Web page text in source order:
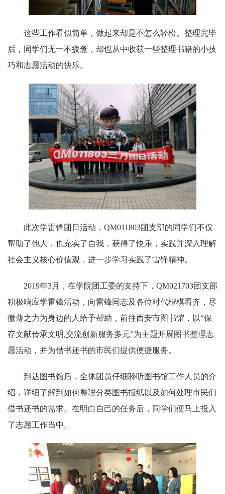
这些工作看似简单，做起来却是不怎么轻松。整理完毕
后，同学们无一不疲惫，却也从中收获一些整理书籍的小技
巧和志愿活动的快乐。
此次学雷锋团日活动，QM011803团支部的同学们不仅
帮助了他人，也充实了自我，获得了快乐，实践并深入理解
社会主义核心价值观，进一步学习实践了雷锋精神。
2019年3月，在学院团工委的支持下，QM021703团支部
积极响应学雷锋活动，向雷锋同志及各位时代楷模看齐，尽
微薄之力为身边的人给予帮助，前往西安市图书馆，以“保
存文献传承文明,交流创新服务多元”为主题开展图书整理志
愿活动，并为借书还书的市民们提供便捷服务。
到达图书馆后，全体团员仔细聆听图书馆工作人员的介
绍，详细了解到如何整理分类图书报纸以及如何处理市民们
借书还书的需求。在明白自己的任务后，同学们便马上投入
了志愿工作当中。